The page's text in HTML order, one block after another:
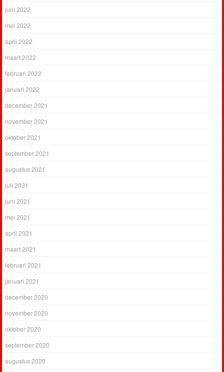
juni 2022
mei 2022
april 2022
maart 2022
februari 2022
januari 2022
december 2021
november 2021
oktober 2021
september 2021
augustus 2021
juli 2021
juni 2021
mei 2021
april 2021
maart 2021
februari 2021
januari 2021
december 2020
november 2020
oktober 2020
september 2020
augustus 2020